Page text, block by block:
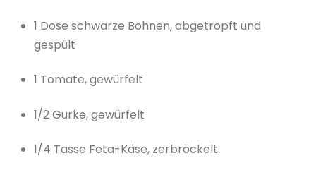
1 Dose schwarze Bohnen, abgetropft und
gespült
1 Tomate, gewürfelt
1/2 Gurke, gewürfelt
1/4 Tasse Feta-Käse, zerbröckelt